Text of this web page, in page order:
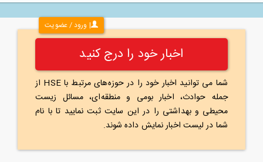
| ورود / عضویت
اخبار خود را درج کنید
شما می توانید اخبار خود را در حوزه‌های مرتبط با HSE از
جمله حوادث، اخبار بومی و منطقه‌ای، مسائل زیست
محیطی و بهداشتی را در این سایت ثبت نمایید تا با نام
شما در لیست اخبار نمایش داده شوند.